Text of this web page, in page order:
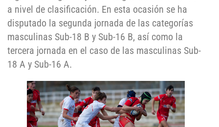
a nivel de clasificación. En esta ocasión se ha
disputado la segunda jornada de las categorías
masculinas Sub-18 B y Sub-16 B, así como la
tercera jornada en el caso de las masculinas Sub-
18 A y Sub-16 A.